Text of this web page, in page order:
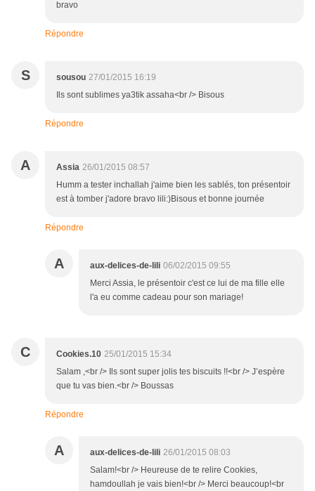
bravo
Répondre
S sousou 27/01/2015 16:19
Ils sont sublimes ya3tik assaha<br /> Bisous
Répondre
A Assia 26/01/2015 08:57
Humm a tester inchallah j'aime bien les sablés, ton présentoir
est à tomber j'adore bravo lili:)Bisous et bonne journée
Répondre
A aux-delices-de-lili 06/02/2015 09:55
Merci Assia, le présentoir c'est ce lui de ma fille elle
l'a eu comme cadeau pour son mariage!
C Cookies.10 25/01/2015 15:34
Salam ,<br /> Ils sont super jolis tes biscuits !!<br /> J’espère
que tu vas bien.<br /> Boussas
Répondre
A aux-delices-de-lili 26/01/2015 08:03
Salam!<br /> Heureuse de te relire Cookies,
hamdoullah je vais bien!<br /> Merci beaucoup!<br